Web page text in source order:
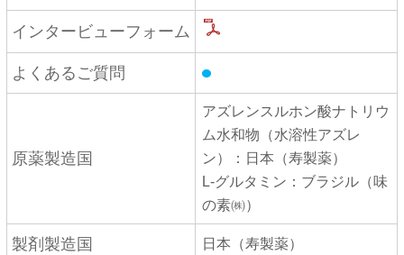
インタービューフォーム
よくあるご質問
原薬製造国
アズレンスルホン酸ナトリウ
ム水和物（水溶性アズレ
ン）：日本（寿製薬）
L-グルタミン：ブラジル （味
の素㈱）
製剤製造国 日本（寿製薬）